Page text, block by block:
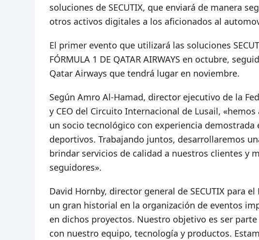
soluciones de SECUTIX, que enviará de manera
otros activos digitales a los aficionados al
El primer evento que utilizará las soluciones
FÓRMULA 1 DE QATAR AIRWAYS en octubre,
Qatar Airways que tendrá lugar en noviembre.
Según Amro Al-Hamad, director ejecutivo de la
y CEO del Circuito Internacional de Lusail,
un socio tecnológico con experiencia
deportivos. Trabajando juntos, desarrollaremos
brindar servicios de calidad a nuestros clientes y
seguidores».
David Hornby, director general de SECUTIX para
un gran historial en la organización de eventos
en dichos proyectos. Nuestro objetivo es ser
con nuestro equipo, tecnología y productos.